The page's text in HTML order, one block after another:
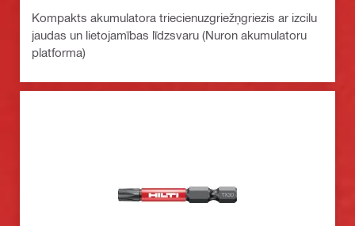
Kompakts akumulatora triecienuzgriežņgriezis ar izcilu
jaudas un lietojamības līdzsvaru (Nuron akumulatoru
platforma)